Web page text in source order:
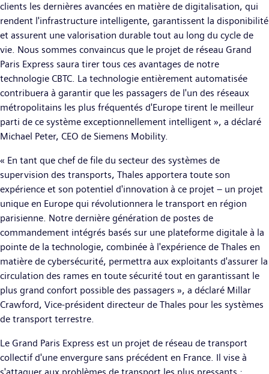
clients les dernières avancées en matière de digitalisation, qui
rendent l'infrastructure intelligente, garantissent la disponibilité
et assurent une valorisation durable tout au long du cycle de
vie. Nous sommes convaincus que le projet de réseau Grand
Paris Express saura tirer tous ces avantages de notre
technologie CBTC. La technologie entièrement automatisée
contribuera à garantir que les passagers de l'un des réseaux
métropolitains les plus fréquentés d'Europe tirent le meilleur
parti de ce système exceptionnellement intelligent », a déclaré
Michael Peter, CEO de Siemens Mobility.
« En tant que chef de file du secteur des systèmes de
supervision des transports, Thales apportera toute son
expérience et son potentiel d'innovation à ce projet – un projet
unique en Europe qui révolutionnera le transport en région
parisienne. Notre dernière génération de postes de
commandement intégrés basés sur une plateforme digitale à la
pointe de la technologie, combinée à l'expérience de Thales en
matière de cybersécurité, permettra aux exploitants d'assurer la
circulation des rames en toute sécurité tout en garantissant le
plus grand confort possible des passagers », a déclaré Millar
Crawford, Vice-président directeur de Thales pour les systèmes
de transport terrestre.
Le Grand Paris Express est un projet de réseau de transport
collectif d'une envergure sans précédent en France. Il vise à